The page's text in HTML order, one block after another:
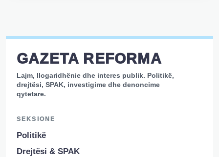
GAZETA REFORMA
Lajm, llogaridhënie dhe interes publik. Politikë,
drejtësi, SPAK, investigime dhe denoncime
qytetare.
SEKSIONE
Politikë
Drejtësi & SPAK